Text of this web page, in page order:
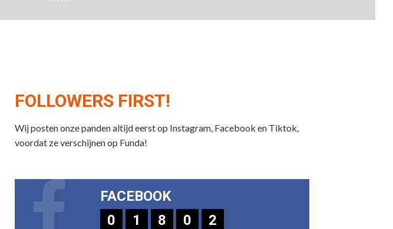
FOLLOWERS FIRST!
Wij posten onze panden altijd eerst op Instagram, Facebook en Tiktok,
voordat ze verschijnen op Funda!
FACEBOOK
0
1 8 0 2